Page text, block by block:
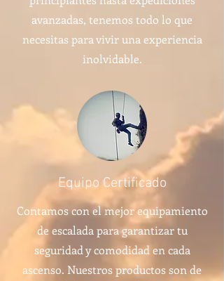
avanzadas, tenemos todo lo que
necesitas para vivir una experiencia
inolvidable.
Equipo Certificado
Contamos con el mejor equipamiento
de escalada para garantizar tu
seguridad y comodidad en cada
ascenso. Nuestros productos son de